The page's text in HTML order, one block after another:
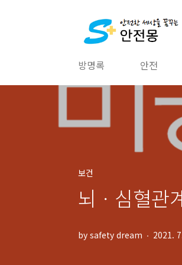
방명록 안전
보건
뇌ㆍ심혈관
by safety dream 2021.